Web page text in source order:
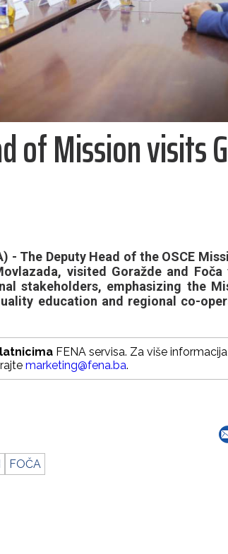
of Mission visits
- The Deputy Head of the OSCE
visited Goražde and
stakeholders, emphasizing the
education and regional co-
FENA servisa. Za više
marketing@fena.ba.
FOČA